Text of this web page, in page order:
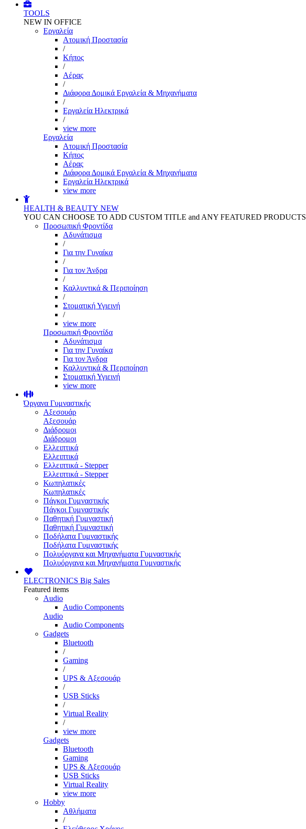
TOOLS
NEW IN OFFICE
Εργαλεία
Aτομική Προστασία
/
Kήπος
/
Αέρας
/
Διάφορα Δομικά Εργαλεία & Μηχανήματα
/
Εργαλεία Ηλεκτρικά
/
view more
Εργαλεία
Aτομική Προστασία
Kήπος
Αέρας
Διάφορα Δομικά Εργαλεία & Μηχανήματα
Εργαλεία Ηλεκτρικά
view more
HEALTH & BEAUTY NEW
YOU CAN CHOOSE TO ADD CUSTOM TITLE and ANY FEATURED PRODUCTS
Προσωπική Φροντίδα
Αδυνάτισμα
/
Για την Γυναίκα
/
Για τον Άνδρα
/
Καλλυντικά & Περιποίηση
/
Στοματική Υγιεινή
/
view more
Προσωπική Φροντίδα
Αδυνάτισμα
Για την Γυναίκα
Για τον Άνδρα
Καλλυντικά & Περιποίηση
Στοματική Υγιεινή
view more
Όργανα Γυμναστικής
Αξεσουάρ
Αξεσουάρ
Διάδρομοι
Διάδρομοι
Ελλειπτικά
Ελλειπτικά
Ελλειπτικά - Stepper
Ελλειπτικά - Stepper
Κωπηλατικές
Κωπηλατικές
Πάγκοι Γυμναστικής
Πάγκοι Γυμναστικής
Παθητική Γυμναστική
Παθητική Γυμναστική
Ποδήλατα Γυμναστικής
Ποδήλατα Γυμναστικής
Πολυόργανα και Μηχανήματα Γυμναστικής
Πολυόργανα και Μηχανήματα Γυμναστικής
ELECTRONICS Big Sales
Featured items
Audio
Audio Components
Audio
Audio Components
Gadgets
Bluetooth
/
Gaming
/
UPS & Αξεσουάρ
/
USB Sticks
/
Virtual Reality
/
view more
Gadgets
Bluetooth
Gaming
UPS & Αξεσουάρ
USB Sticks
Virtual Reality
view more
Hobby
Αθλήματα
/